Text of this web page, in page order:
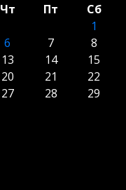
Чт Пт
Сб
1
6 7
8
13 14
15
20 21
22
27 28
29